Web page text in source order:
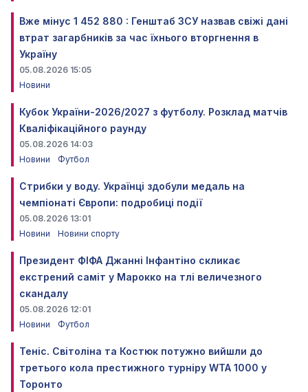
Вже мінус 1 452 880 : Генштаб ЗСУ назвав свіжі дані
втрат загарбників за час їхнього вторгнення в
Україну
05.08.2026 15:05
Новини
Кубок України-2026/2027 з футболу. Розклад матчів
Кваліфікаційного раунду
05.08.2026 14:03
Новини
Футбол
Стрибки у воду. Українці здобули медаль на
чемпіонаті Європи: подробиці події
05.08.2026 13:01
Новини
Новини спорту
Президент ФІФА Джанні Інфантіно скликає
екстрений саміт у Марокко на тлі величезного
скандалу
05.08.2026 12:01
Новини
Футбол
Теніс. Світоліна та Костюк потужно вийшли до
третього кола престижного турніру WTA 1000 у
Торонто